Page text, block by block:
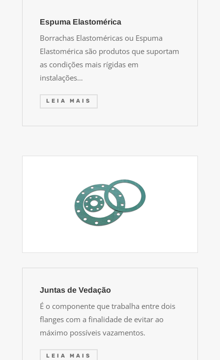
Espuma Elastomérica
Borrachas Elastoméricas ou Espuma
Elastomérica são produtos que suportam
as condições mais rígidas em
instalações…
LEIA MAIS
Juntas de Vedação
É o componente que trabalha entre dois
flanges com a finalidade de evitar ao
máximo possíveis vazamentos.
LEIA MAIS